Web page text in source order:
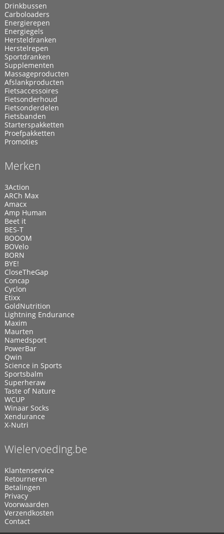
Drinkbussen
Carboloaders
Energierepen
Energiegels
Hersteldranken
Herstelrepen
Sportdranken
Supplementen
Massageproducten
Afslankproducten
Fietsaccessoires
Fietsonderhoud
Fietsonderdelen
Fietsbanden
Starterspakketten
Proefpakketten
Promoties
Merken
3Action
ARCh Max
Amacx
Amp Human
Beet it
BES-T
BOOOM
BOVelo
BORN
BYE!
CloseTheGap
Concap
Cyclon
Etixx
GoldNutrition
Lightning Endurance
Maxim
Maurten
Namedsport
PowerBar
Qwin
Science in Sports
Sportsbalm
Superheraw
Taste of Nature
WCUP
Winaar Socks
Xendurance
X-Nutri
Wielervoeding.be
Klantenservice
Retourneren
Betalingen
Privacy
Voorwaarden
Verzendkosten
Contact